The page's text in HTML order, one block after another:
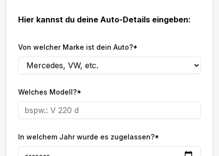
Hier kannst du deine Auto-Details eingeben:
Von welcher Marke ist dein Auto?*
Welches Modell?*
In welchem Jahr wurde es zugelassen?*